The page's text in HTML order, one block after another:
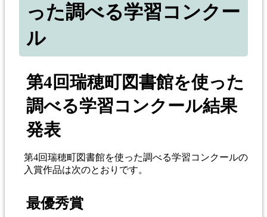
った調べる学習コンクー
ル
第4回瑞穂町図書館を使った
調べる学習コンクール結果
発表
第4回瑞穂町図書館を使った調べる学習コンクールの
入賞作品は次のとおりです。
最優秀賞